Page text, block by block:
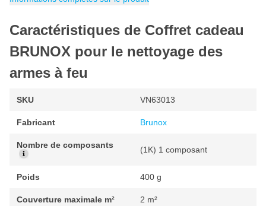
contre la rouille
Flacon compte-gouttes de nettoyant pour armes à feu
Le produit complet pour le nettoyage des armes. Nettoie le
Caractéristiques de Coffret cadeau
BRUNOX pour le nettoyage des
armes à feu
SKU VN63013
Fabricant Brunox
Nombre de composants (1K) 1 composant
Poids 400 g
Couverture maximale m² 2 m²